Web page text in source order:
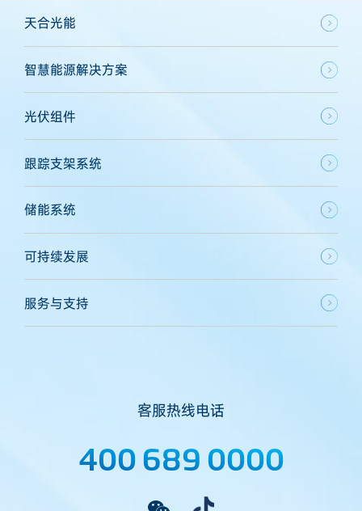
天合光能
智慧能源解决方案
光伏组件
跟踪支架系统
储能系统
可持续发展
服务与支持
客服热线电话
400 689 0000